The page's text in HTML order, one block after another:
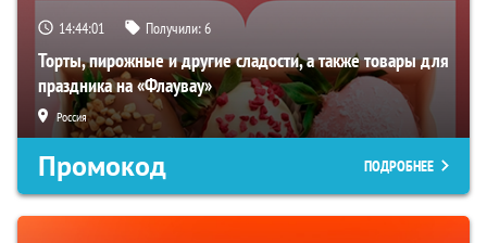
14:44:00 Получили:6
Торты, пирожные и другие сладости, а также товары для
праздника на «Флаувау»
Россия
Промокод ПОДРОБНЕЕ